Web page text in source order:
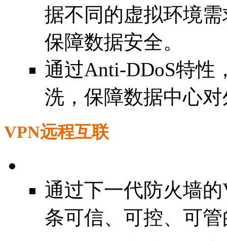
据不同的虚拟环境
保障数据安全。
通过Anti-DDoS特性
洗，保障数据中心
VPN远程互联
通过下一代防火墙
条可信、可控、可